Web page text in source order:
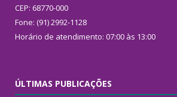
CEP: 68770-000
Fone: (91) 2992-1128
Horário de atendimento: 07:00 às 13:00
ÚLTIMAS PUBLICAÇÕES